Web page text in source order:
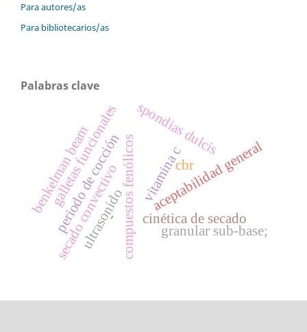
Para autores/as
Para bibliotecarios/as
Palabras clave
compuestos fenólicosaceptabilidad general
periodo de cocción
galletas funcionales
cinética de secado
vitamina c
granular sub-base;
spondias dulcis
secado convectivo
ultrasonido
cbr
benkelman beam
-